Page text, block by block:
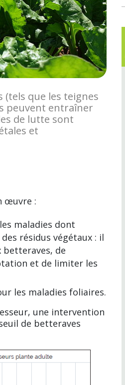
que les teignes
peuvent entraîner
de lutte sont
et
œuvre :
maladies dont
résidus végétaux : il
betteraves, de
et de limiter les
les maladies foliaires.
une intervention
de betteraves